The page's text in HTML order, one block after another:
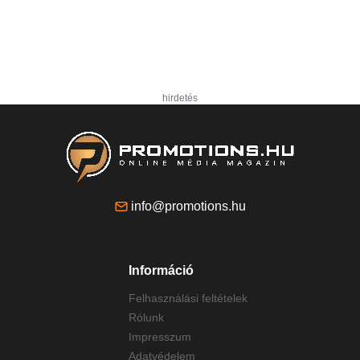
hirdetés
info@promotions.hu
Információ
Felhasználási feltételek
Rólunk
Impresszum
Adatvédelem